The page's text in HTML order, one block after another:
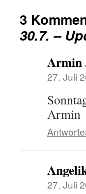
3
30.7. –
Armin
27. Juli
Armin
27. Juli